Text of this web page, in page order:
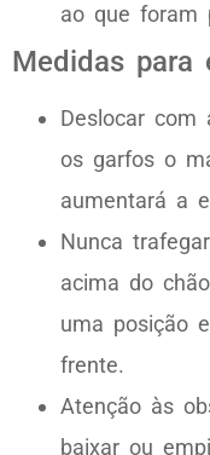
ao que foram
Medidas para
Deslocar com
os garfos o
aumentará a
Nunca
acima do
uma posição
frente.
Atenção às
baixar ou